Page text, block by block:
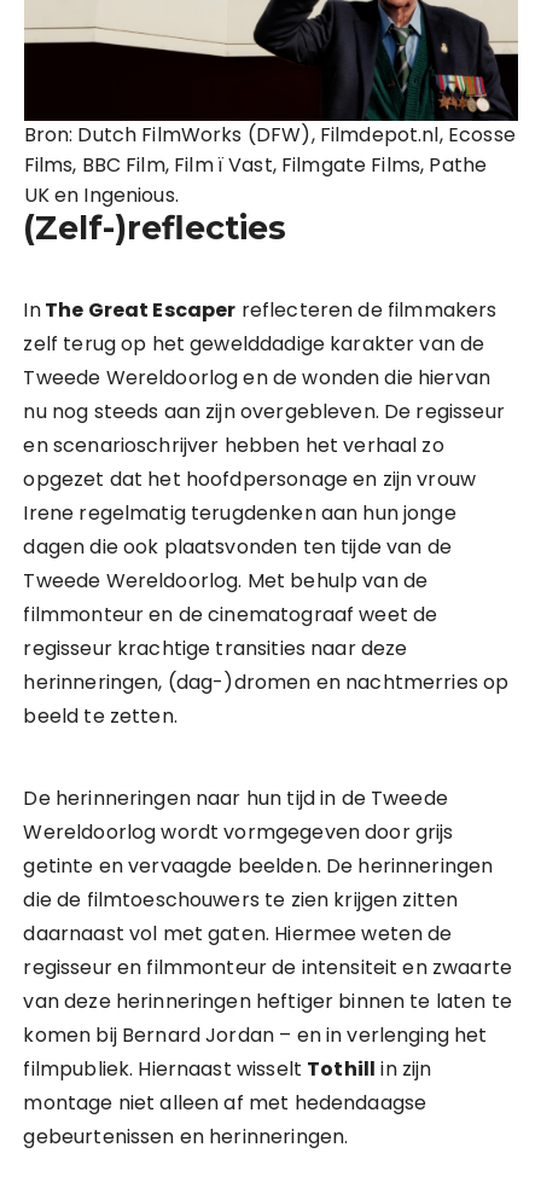
Bron: Dutch FilmWorks (DFW), Filmdepot.nl, Ecosse
Films, BBC Film, Film ï Vast, Filmgate Films, Pathe
UK en Ingenious.
(Zelf-)reflecties
InThe Great Escaper reflecteren de filmmakers
zelf terug op het gewelddadige karakter van de
Tweede Wereldoorlog en de wonden die hiervan
nu nog steeds aan zijn overgebleven. De regisseur
en scenarioschrijver hebben het verhaal zo
opgezet dat het hoofdpersonage en zijn vrouw
Irene regelmatig terugdenken aan hun jonge
dagen die ook plaatsvonden ten tijde van de
Tweede Wereldoorlog. Met behulp van de
filmmonteur en de cinematograaf weet de
regisseur krachtige transities naar deze
herinneringen, (dag-)dromen en nachtmerries op
beeld te zetten.
De herinneringen naar hun tijd in de Tweede
Wereldoorlog wordt vormgegeven door grijs
getinte en vervaagde beelden. De herinneringen
die de filmtoeschouwers te zien krijgen zitten
daarnaast vol met gaten. Hiermee weten de
regisseur en filmmonteur de intensiteit en zwaarte
van deze herinneringen heftiger binnen te laten te
komen bij Bernard Jordan – en in verlenging het
filmpubliek. Hiernaast wisselt Tothill in zijn
montage niet alleen af met hedendaagse
gebeurtenissen en herinneringen.